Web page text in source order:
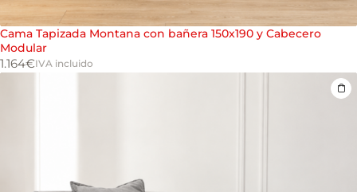
Cama Tapizada Montana con bañera 150x190 y Cabecero
Modular
1.164€IVA incluido